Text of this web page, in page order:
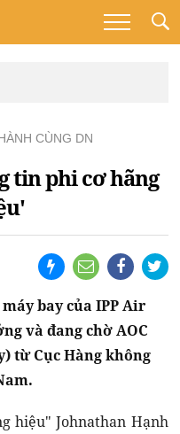
CÙNG DN
tin phi cơ hãng
bay của IPP Air
và đang chờ AOC
từ Cục Hàng không
hiệu" Johnathan Hạnh